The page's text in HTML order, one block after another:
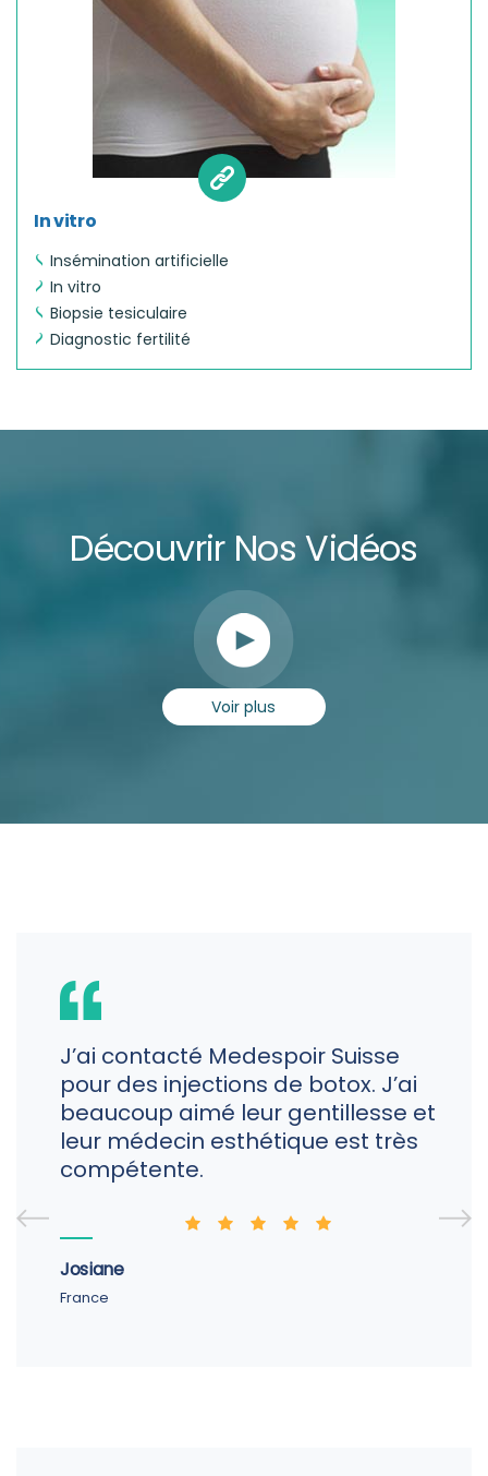
In vitro
Insémination artificielle
In vitro
Biopsie tesiculaire
Diagnostic fertilité
Découvrir Nos Vidéos
Voir plus
J’ai contacté Medespoir Suisse
pour des injections de botox. J’ai
beaucoup aimé leur gentillesse et
leur médecin esthétique est très
compétente.
Josiane
France